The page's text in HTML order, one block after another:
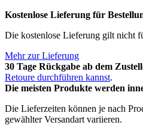
Kostenlose Lieferung für
Die kostenlose Lieferung gilt nicht
Mehr zur Lieferung
30 Tage Rückgabe ab dem
Retoure durchführen kannst.
Die meisten Produkte werden
Die Lieferzeiten können je nach
gewählter Versandart variieren.